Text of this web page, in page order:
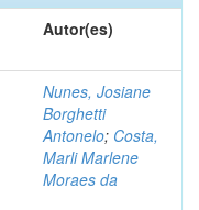
Autor(es)
Nunes, Josiane
Borghetti
Antonelo; Costa,
Marli Marlene
Moraes da